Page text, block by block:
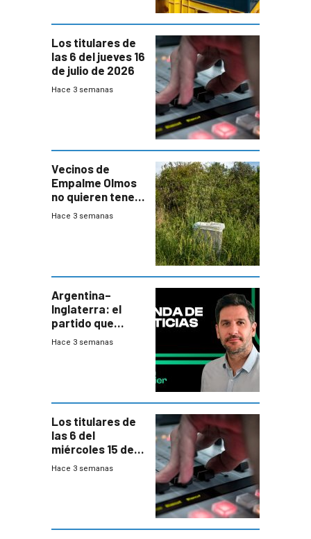
Los titulares de
las 6 del jueves 16
de julio de 2026
Hace 3 semanas
Vecinos de
Empalme Olmos
no quieren tener
cerca una planta
departamental
Hace 3 semanas
Argentina–
Inglaterra: el
partido que
nunca termina
Hace 3 semanas
Los titulares de
las 6 del
miércoles 15 de
julio de 2026
Hace 3 semanas